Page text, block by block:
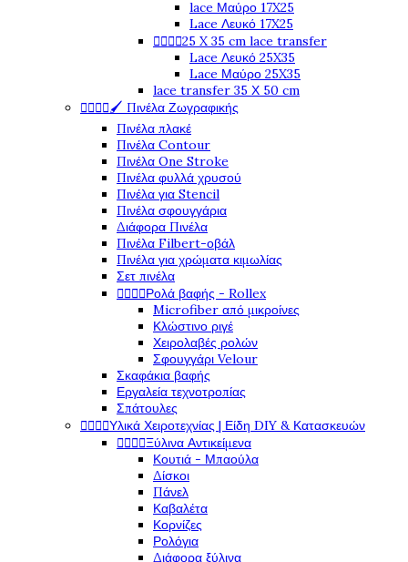
lace Μαύρο 17X25
Lace Λευκό 17X25
25 X 35 cm lace transfer
Lace Λευκό 25X35
Lace Μαύρο 25X35
lace transfer 35 Χ 50 cm
🖌️ Πινέλα Ζωγραφικής
Πινέλα πλακέ
Πινέλα Contour
Πινέλα One Stroke
Πινέλα φυλλά χρυσού
Πινέλα για Stencil
Πινέλα σφουγγάρια
Διάφορα Πινέλα
Πινέλα Filbert-οβάλ
Πινέλα για χρώματα κιμωλίας
Σετ πινέλα
Ρολά βαφής - Rollex
Microfiber από μικροίνες
Κλώστινο ριγέ
Χειρολαβές ρολών
Σφουγγάρι Velour
Σκαφάκια βαφής
Εργαλεία τεχνοτροπίας
Σπάτουλες
Υλικά Χειροτεχνίας | Είδη DIY & Κατασκευών
Ξύλινα Αντικείμενα
Κουτιά - Μπαούλα
Δίσκοι
Πάνελ
Καβαλέτα
Κορνίζες
Ρολόγια
Διάφορα ξύλινα